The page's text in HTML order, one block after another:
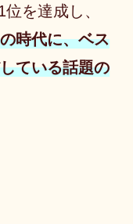
を達成し、
時代に、ベス
ている話題の